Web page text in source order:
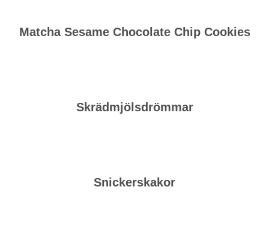
Matcha Sesame Chocolate Chip Cookies
Skrädmjölsdrömmar
Snickerskakor